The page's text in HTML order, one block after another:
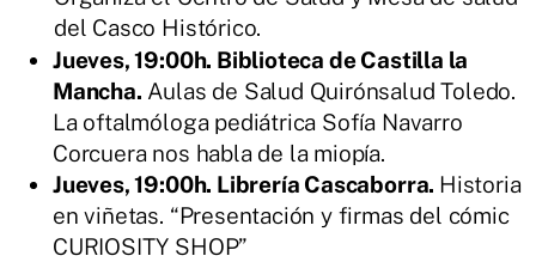
del Casco Histórico.
Jueves, 19:00h. Biblioteca de Castilla la
Mancha. Aulas de Salud Quirónsalud Toledo.
La oftalmóloga pediátrica Sofía Navarro
Corcuera nos habla de la miopía.
Jueves, 19:00h. Librería Cascaborra. Historia
en viñetas. “Presentación y firmas del cómic
CURIOSITY SHOP”